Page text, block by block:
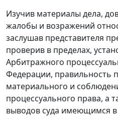
Изучив материалы дела,
жалобы и возражений
заслушав представителя
проверив в пределах,
Арбитражного
Федерации, правильность
материального и
процессуального права, а
выводов суда имеющимся в